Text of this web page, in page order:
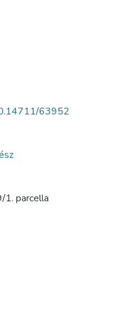
63952
1. parcella